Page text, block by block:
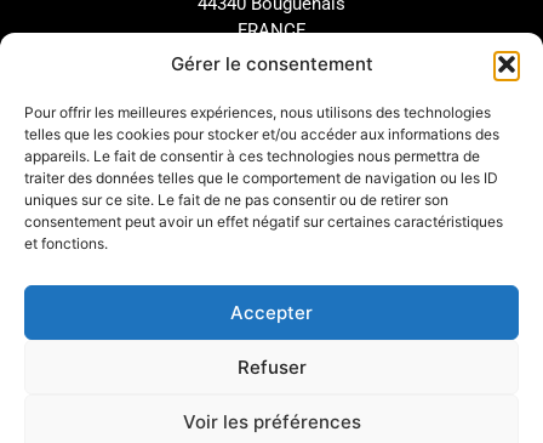
Gérer le consentement
Pour offrir les meilleures expériences, nous utilisons des technologies
telles que les cookies pour stocker et/ou accéder aux informations des
appareils. Le fait de consentir à ces technologies nous permettra de
traiter des données telles que le comportement de navigation ou les ID
uniques sur ce site. Le fait de ne pas consentir ou de retirer son
consentement peut avoir un effet négatif sur certaines caractéristiques
et fonctions.
Accepter
Refuser
Voir les préférences
FRANCE
02 40 46 66 64
MARQUE
Notre Histoire
Nos Engagements
Nos Distributeurs
SUPPORT
SAV
Étude et configuration